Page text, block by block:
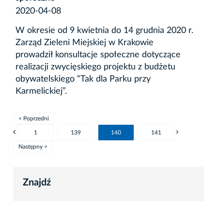
2020-04-08
W okresie od 9 kwietnia do 14 grudnia 2020 r.
Zarząd Zieleni Miejskiej w Krakowie
prowadził konsultacje społeczne dotyczące
realizacji zwycięskiego projektu z budżetu
obywatelskiego “Tak dla Parku przy
Karmelickiej”.
< Poprzedni
1 139 140 141
Następny >
Znajdź